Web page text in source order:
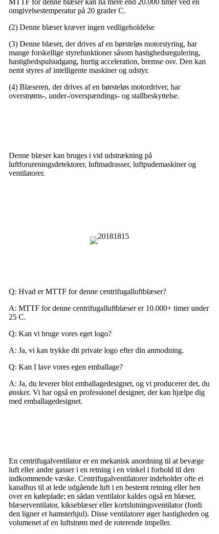
omgivelsestemperatur på 20 grader C.
(2) Denne blæser kræver ingen vedligeholdelse
(3) Denne blæser, der drives af en børsteløs motorstyring, har
mange forskellige styrefunktioner såsom hastighedsregulering,
hastighedspulsudgang, hurtig acceleration, bremse osv. Den kan
nemt styres af intelligente maskiner og udstyr.
(4) Blæseren, der drives af en børsteløs motordriver, har
overstrøms-, under-/overspændings- og stallbeskyttelse.
Denne blæser kan bruges i vid udstrækning på
luftforureningsdetektorer, luftmadrasser, luftpudemaskiner og
ventilatorer.
Q: Hvad er MTTF for denne centrifugalluftblæser?
A: MTTF for denne centrifugalluftblæser er 10.000+ timer under
25 C.
Q: Kan vi bruge vores eget logo?
A: Ja, vi kan trykke dit private logo efter din anmodning.
Q: Kan I lave vores egen emballage?
A: Ja, du leverer blot emballagedesignet, og vi producerer det, du
ønsker. Vi har også en professionel designer, der kan hjælpe dig
med emballagedesignet.
En centrifugalventilator er en mekanisk anordning til at bevæge
luft eller andre gasser i en retning i en vinkel i forhold til den
indkommende væske. Centrifugalventilatorer indeholder ofte et
kanalhus til at lede udgående luft i en bestemt retning eller hen
over en køleplade; en sådan ventilator kaldes også en blæser,
blæserventilator, kikseblæser eller kortslutningsventilator (fordi
den ligner et hamsterhjul). Disse ventilatorer øger hastigheden og
volumenet af en luftstrøm med de roterende impeller.